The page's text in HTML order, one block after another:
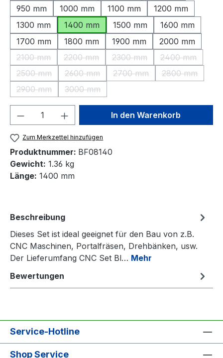
950 mm
1000 mm 1100 mm
1200 mm
1300 mm
1400 mm 1500 mm
1600 mm
1700 mm
1800 mm 1900 mm
2000 mm
2100 mm
(Diese Option ist zurzeit nicht verfügbar.)
2200 mm
(Diese Option ist zurzeit nicht verfügbar.)
2300 mm
(Diese Option ist zurzeit
2400 mm
(Diese
2500 mm
(Diese Option ist zurzeit nicht verfügbar.)
2600 mm
(Diese Option ist zurzeit nicht verfügbar.)
2700 mm
(Diese Option ist zurzeit
2800 mm
(Diese
2900 mm
(Diese Option ist zurzeit nicht verfügbar.)
3000 mm
(Diese Option ist zurzeit nicht verfügbar.)
Produkt Anzahl: Gib denIn den Warenkorb
Zum Merkzettel hinzufügen
Produktnummer: BF08140
Gewicht: 1.36 kg
Länge: 1400 mm
Beschreibung
Dieses Set ist ideal geeignet für den Bau von z.B.
CNC Maschinen, Portalfräsen, Drehbänken, usw.
Der Lieferumfang CNC Set Bl… Mehr
Bewertungen
Service-Hotline
Shop Service